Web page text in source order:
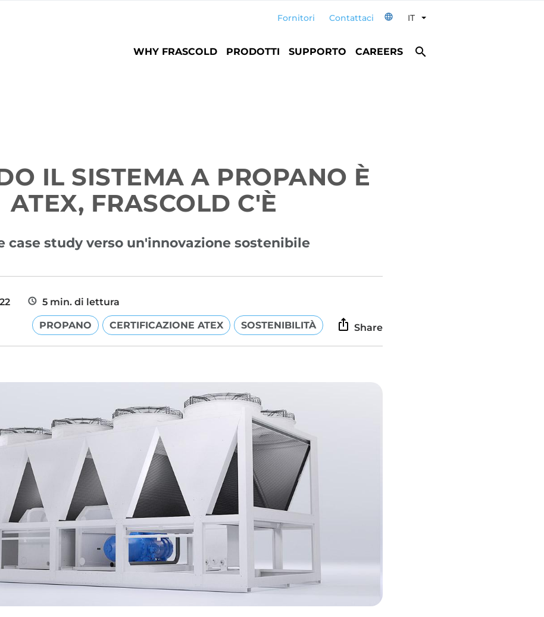
Fornitori Contattaci language IT Toggle Dropdown
Main
WHY FRASCOLD PRODOTTI SUPPORTO CAREERS search
IL SISTEMA A PROPANO È
ATEX, FRASCOLD C'È
case study verso un'innovazione sostenibile
5 min. di lettura
PROPANO CERTIFICAZIONE ATEX SOSTENIBILITÀ Share